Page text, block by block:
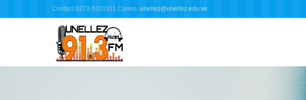
Contact 0273-5302111 Correo: unellez@unellez.edu.ve